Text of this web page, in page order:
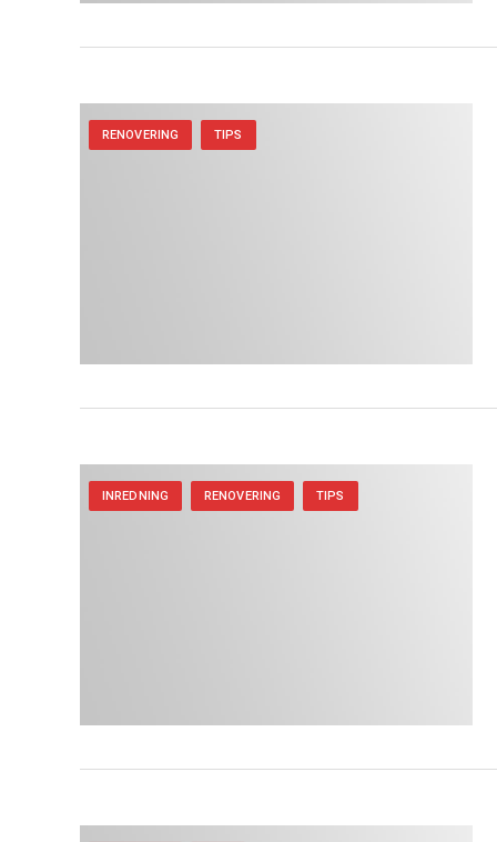
RENOVERING TIPS
INREDNING RENOVERING TIPS